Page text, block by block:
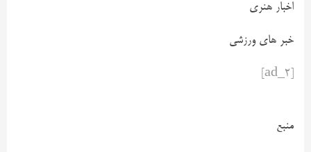
اخبار هنری
خبر های ورزشی
منبع